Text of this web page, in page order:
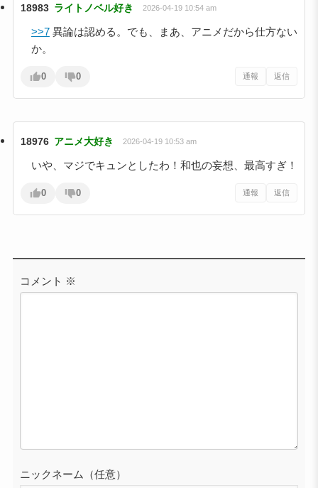
18983 ライトノベル好き 2026-04-19 10:54 am
>>7異論は認める。でも、まあ、アニメだから仕方ない
か。
0 0 通報 返信
18976 アニメ大好き 2026-04-19 10:53 am
いや、マジでキュンとしたわ！和也の妄想、最高すぎ！
0 0 通報 返信
コメント ※
ニックネーム（任意）